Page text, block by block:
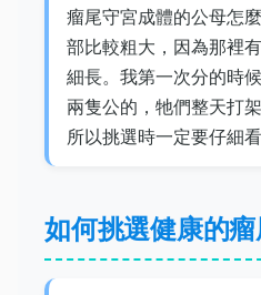
瘤尾守宮成體的公母怎
部比較粗大，因為那裡
細長。我第一次分的時
兩隻公的，牠們整天打
所以挑選時一定要仔細
如何挑選健康的